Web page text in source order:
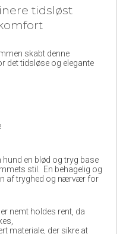
tidsløst
skabt denne
det tidsløse og elegante
hund en blød og tryg base
stil. En behagelig og
af tryghed og nærvær for
nemt holdes rent, da
materiale, der sikre at